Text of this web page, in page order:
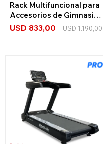
Rack Multifuncional para
Accesorios de Gimnasio
Reebok
USD 833,00 USD1.190,00